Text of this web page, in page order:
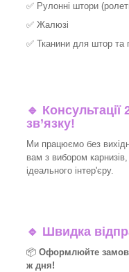
✅ Рулонні штори
✅ Жалюзі
✅ Тканини для штор та
🔹
зв’язку!
Ми працюємо без
вам з вибором
ідеального інтер'єру.​
🔹 Швидка
📦 Оформлюйте
ж дня!